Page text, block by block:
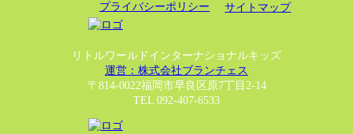
プライバシーポリシー サイトマップ
リトルワールドインターナショナルキッズ
運営：株式会社ブランチェス
〒814-0022福岡市早良区原7丁目2-14
TEL 092-407-6533